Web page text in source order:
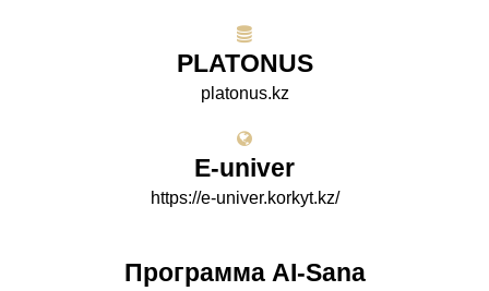
PLATONUS
platonus.kz
E-univer
https://e-univer.korkyt.kz/
Программа AI-Sana